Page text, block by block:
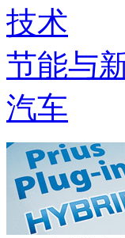
技术
节能与
汽车